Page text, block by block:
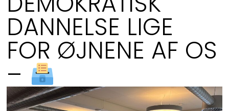
DANNELSE LIGE
FOR ØJNENE AF OS
–